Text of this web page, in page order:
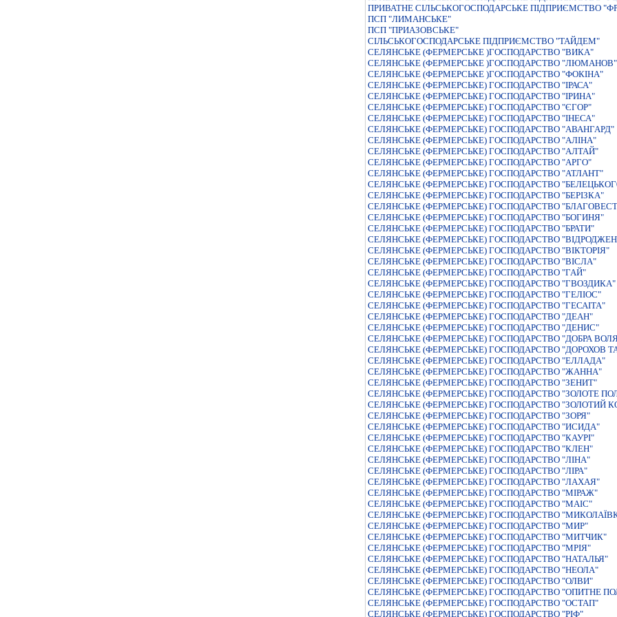
ПРИВАТНЕ СІЛЬСЬКОГОСПОДАРСЬКЕ ПІДПРИЄМСТВО
ПСП "ЛИМАНСЬКЕ"
ПСП "ПРИАЗОВСЬКЕ"
СIЛЬСЬКОГОСПОДАРСЬКЕ ПIДПРИЄМСТВО "ТАЙДЕМ"
СЕЛЯНСЬКЕ (ФЕРМЕРСЬКЕ )ГОСПОДАРСТВО "ВИКА"
СЕЛЯНСЬКЕ (ФЕРМЕРСЬКЕ )ГОСПОДАРСТВО "ЛЮМАНОВ"
СЕЛЯНСЬКЕ (ФЕРМЕРСЬКЕ )ГОСПОДАРСТВО "ФОКІНА"
СЕЛЯНСЬКЕ (ФЕРМЕРСЬКЕ) ГОСПОДАРСТВО "IРАСА"
СЕЛЯНСЬКЕ (ФЕРМЕРСЬКЕ) ГОСПОДАРСТВО "IРИНА"
СЕЛЯНСЬКЕ (ФЕРМЕРСЬКЕ) ГОСПОДАРСТВО "ЄГОР"
СЕЛЯНСЬКЕ (ФЕРМЕРСЬКЕ) ГОСПОДАРСТВО "ІНЕСА"
СЕЛЯНСЬКЕ (ФЕРМЕРСЬКЕ) ГОСПОДАРСТВО "АВАНГАРД"
СЕЛЯНСЬКЕ (ФЕРМЕРСЬКЕ) ГОСПОДАРСТВО "АЛІНА"
СЕЛЯНСЬКЕ (ФЕРМЕРСЬКЕ) ГОСПОДАРСТВО "АЛТАЙ"
СЕЛЯНСЬКЕ (ФЕРМЕРСЬКЕ) ГОСПОДАРСТВО "АРГО"
СЕЛЯНСЬКЕ (ФЕРМЕРСЬКЕ) ГОСПОДАРСТВО "АТЛАНТ"
СЕЛЯНСЬКЕ (ФЕРМЕРСЬКЕ) ГОСПОДАРСТВО
СЕЛЯНСЬКЕ (ФЕРМЕРСЬКЕ) ГОСПОДАРСТВО "БЕРIЗКА"
СЕЛЯНСЬКЕ (ФЕРМЕРСЬКЕ) ГОСПОДАРСТВО
СЕЛЯНСЬКЕ (ФЕРМЕРСЬКЕ) ГОСПОДАРСТВО "БОГИНЯ"
СЕЛЯНСЬКЕ (ФЕРМЕРСЬКЕ) ГОСПОДАРСТВО "БРАТИ"
СЕЛЯНСЬКЕ (ФЕРМЕРСЬКЕ) ГОСПОДАРСТВО
СЕЛЯНСЬКЕ (ФЕРМЕРСЬКЕ) ГОСПОДАРСТВО "ВIКТОРIЯ"
СЕЛЯНСЬКЕ (ФЕРМЕРСЬКЕ) ГОСПОДАРСТВО "ВІСЛА"
СЕЛЯНСЬКЕ (ФЕРМЕРСЬКЕ) ГОСПОДАРСТВО "ГАЙ"
СЕЛЯНСЬКЕ (ФЕРМЕРСЬКЕ) ГОСПОДАРСТВО "ГВОЗДИКА"
СЕЛЯНСЬКЕ (ФЕРМЕРСЬКЕ) ГОСПОДАРСТВО "ГЕЛIОС"
СЕЛЯНСЬКЕ (ФЕРМЕРСЬКЕ) ГОСПОДАРСТВО "ГЕСАIТА"
СЕЛЯНСЬКЕ (ФЕРМЕРСЬКЕ) ГОСПОДАРСТВО "ДЕАН"
СЕЛЯНСЬКЕ (ФЕРМЕРСЬКЕ) ГОСПОДАРСТВО "ДЕНИС"
СЕЛЯНСЬКЕ (ФЕРМЕРСЬКЕ) ГОСПОДАРСТВО "ДОБРА
СЕЛЯНСЬКЕ (ФЕРМЕРСЬКЕ) ГОСПОДАРСТВО "ДОРОХОВ
СЕЛЯНСЬКЕ (ФЕРМЕРСЬКЕ) ГОСПОДАРСТВО "ЕЛЛАДА"
СЕЛЯНСЬКЕ (ФЕРМЕРСЬКЕ) ГОСПОДАРСТВО "ЖАННА"
СЕЛЯНСЬКЕ (ФЕРМЕРСЬКЕ) ГОСПОДАРСТВО "ЗЕНИТ"
СЕЛЯНСЬКЕ (ФЕРМЕРСЬКЕ) ГОСПОДАРСТВО "ЗОЛОТЕ
СЕЛЯНСЬКЕ (ФЕРМЕРСЬКЕ) ГОСПОДАРСТВО "ЗОЛОТИЙ
СЕЛЯНСЬКЕ (ФЕРМЕРСЬКЕ) ГОСПОДАРСТВО "ЗОРЯ"
СЕЛЯНСЬКЕ (ФЕРМЕРСЬКЕ) ГОСПОДАРСТВО "ИСИДА"
СЕЛЯНСЬКЕ (ФЕРМЕРСЬКЕ) ГОСПОДАРСТВО "КАУРI"
СЕЛЯНСЬКЕ (ФЕРМЕРСЬКЕ) ГОСПОДАРСТВО "КЛЕН"
СЕЛЯНСЬКЕ (ФЕРМЕРСЬКЕ) ГОСПОДАРСТВО "ЛІНА"
СЕЛЯНСЬКЕ (ФЕРМЕРСЬКЕ) ГОСПОДАРСТВО "ЛІРА"
СЕЛЯНСЬКЕ (ФЕРМЕРСЬКЕ) ГОСПОДАРСТВО "ЛАХАЯ"
СЕЛЯНСЬКЕ (ФЕРМЕРСЬКЕ) ГОСПОДАРСТВО "МIРАЖ"
СЕЛЯНСЬКЕ (ФЕРМЕРСЬКЕ) ГОСПОДАРСТВО "МАІС"
СЕЛЯНСЬКЕ (ФЕРМЕРСЬКЕ) ГОСПОДАРСТВО
СЕЛЯНСЬКЕ (ФЕРМЕРСЬКЕ) ГОСПОДАРСТВО "МИР"
СЕЛЯНСЬКЕ (ФЕРМЕРСЬКЕ) ГОСПОДАРСТВО "МИТЧИК"
СЕЛЯНСЬКЕ (ФЕРМЕРСЬКЕ) ГОСПОДАРСТВО "МРIЯ"
СЕЛЯНСЬКЕ (ФЕРМЕРСЬКЕ) ГОСПОДАРСТВО "НАТАЛЬЯ"
СЕЛЯНСЬКЕ (ФЕРМЕРСЬКЕ) ГОСПОДАРСТВО "НЕОЛА"
СЕЛЯНСЬКЕ (ФЕРМЕРСЬКЕ) ГОСПОДАРСТВО "ОЛВИ"
СЕЛЯНСЬКЕ (ФЕРМЕРСЬКЕ) ГОСПОДАРСТВО "ОПИТНЕ
СЕЛЯНСЬКЕ (ФЕРМЕРСЬКЕ) ГОСПОДАРСТВО "ОСТАП"
СЕЛЯНСЬКЕ (ФЕРМЕРСЬКЕ) ГОСПОДАРСТВО "РІФ"